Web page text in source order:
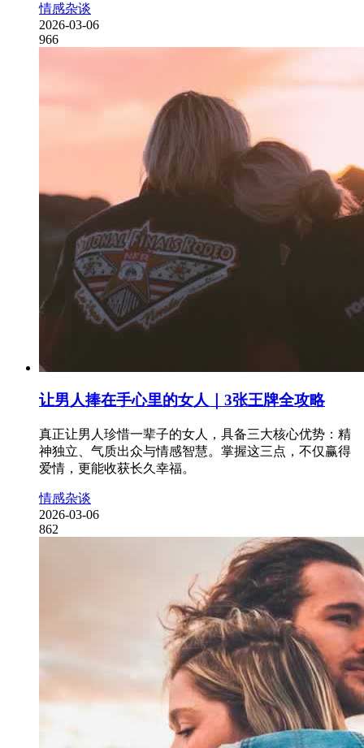
情感杂谈
2026-03-06
966
让男人捧在手心里的女人｜3张王牌全攻略
真正让男人珍惜一辈子的女人，具备三大核心优势：精
神独立、气质出众与情感智慧。掌握这三点，不仅赢得
爱情，更能收获长久幸福。
情感杂谈
2026-03-06
862